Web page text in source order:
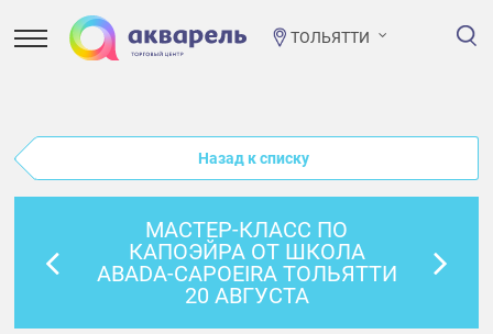
ТОЛЬЯТТИ
Назад к списку
МАСТЕР-КЛАСС ПО
КАПОЭЙРА ОТ ШКОЛА
ABADA-CAPOEIRA ТОЛЬЯТТИ
20 АВГУСТА